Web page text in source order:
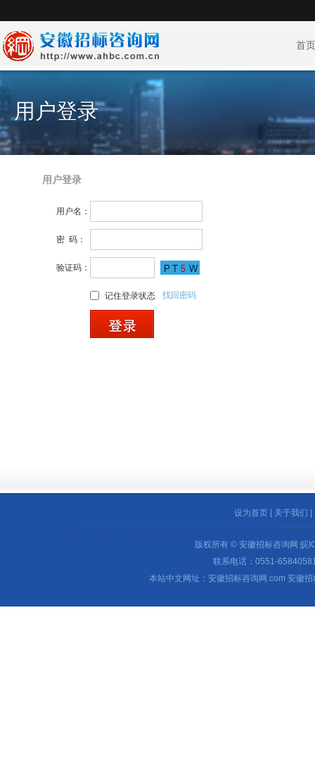
首
用户登录
用户登录
用户名：
密 码：
验证码：
记住登录状态 找回密码
设为首页 关于我们
版权所有 © 安徽招标咨询网 皖
联系电话：0551-
本站中文网址：安徽招标咨询网.com 安徽